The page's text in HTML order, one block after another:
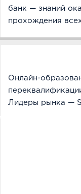
банк — знаний
прохождения
Онлайн-
Лидеры рынка —